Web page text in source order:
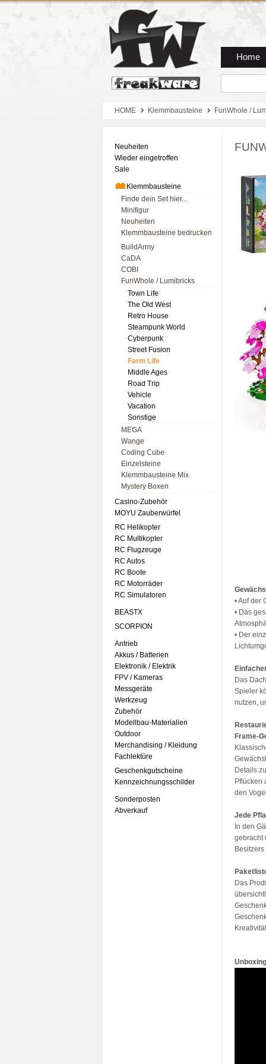
Zum Hauptmenue
Zum Seiteninhalt
Zum Warenkob
Home
HOME Klemmbausteine FunWhole /
Neuheiten
Wieder eingetroffen
Sale
Klemmbausteine
Finde dein Set hier...
Minifigur
Neuheiten
Klemmbausteine bedrucken
BuildArmy
CaDA
COBI
FunWhole / Lumibricks
Town Life
The Old West
Retro House
Steampunk World
Cyberpunk
Street Fusion
Farm Life
Middle Ages
Road Trip
Vehicle
Vacation
Sonstige
MEGA
Wange
Coding Cube
Einzelsteine
Klemmbausteine Mix
Mystery Boxen
Casino-Zubehör
MOYU Zauberwürfel
RC Helikopter
RC Multikopter
RC Flugzeuge
RC Autos
RC Boote
RC Motorräder
RC Simulatoren
BEASTX
SCORPION
Antrieb
Akkus / Batterien
Elektronik / Elektrik
FPV / Kameras
Messgeräte
Werkzeug
Zubehör
Modellbau-Materialien
Outdoor
Merchandising / Kleidung
Fachlektüre
Geschenkgutscheine
Kennzeichnungsschilder
Sonderposten
Abverkauf
• Auf der
• Das
• Der
Das
Spieler
nutzen,
Frame-
Details
Pflücken
den
Jede
In den
gebracht
Das